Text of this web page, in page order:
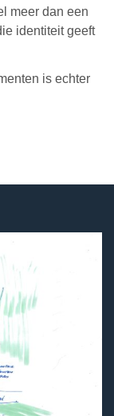
meer dan een
identiteit geeft
is echter